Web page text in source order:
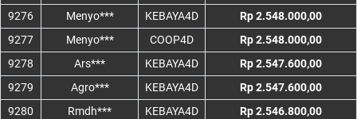
9276
Menyo*** KEBAYA4D
Rp 2.548.000,00
9277
Menyo*** COOP4D
Rp 2.548.000,00
9278
Ars*** KEBAYA4D
Rp 2.547.600,00
9279
Agro*** KEBAYA4D
Rp 2.547.600,00
9280
Rmdh*** KEBAYA4D
Rp 2.546.800,00